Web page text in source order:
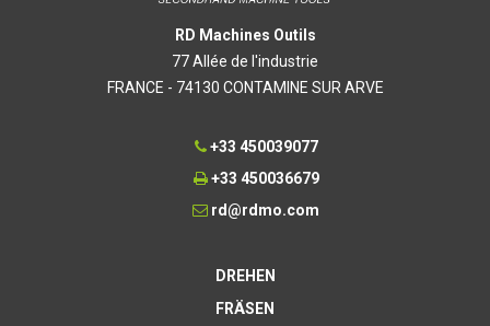
RD Machines Outils
77 Allée de l'industrie
FRANCE - 74130 CONTAMINE SUR ARVE
+33 450039077
+33 450036679
rd@rdmo.com
DREHEN
FRÄSEN